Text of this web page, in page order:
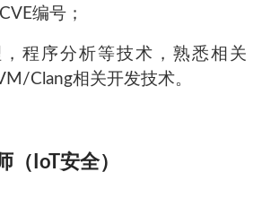
编号；
程序分析等技术，熟悉相关
Clang相关开发技术。
（IoT安全）